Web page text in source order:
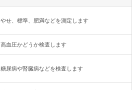
やせ、標準、肥満などを測定します
高血圧かどうか検査します
糖尿病や腎臓病などを検査します